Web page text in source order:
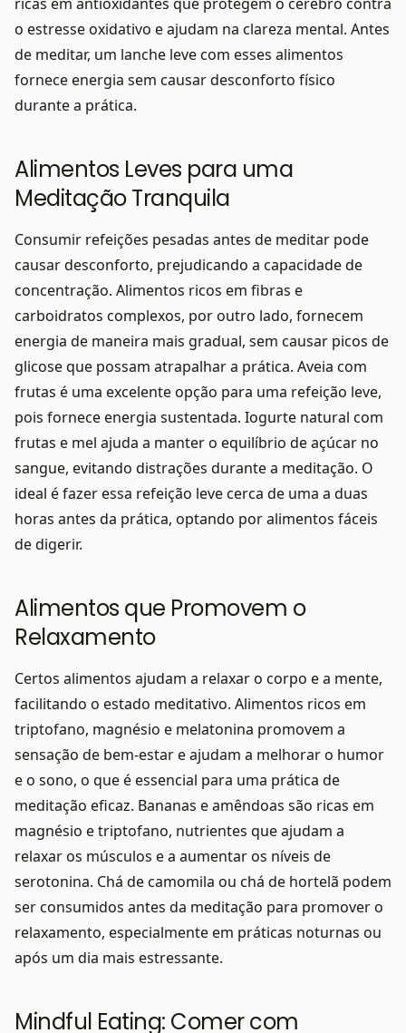
ricas em antioxidantes que protegem o cérebro contra
o estresse oxidativo e ajudam na clareza mental. Antes
de meditar, um lanche leve com esses alimentos
fornece energia sem causar desconforto físico
durante a prática.
Alimentos Leves para uma
Meditação Tranquila
Consumir refeições pesadas antes de meditar pode
causar desconforto, prejudicando a capacidade de
concentração. Alimentos ricos em fibras e
carboidratos complexos, por outro lado, fornecem
energia de maneira mais gradual, sem causar picos de
glicose que possam atrapalhar a prática. Aveia com
frutas é uma excelente opção para uma refeição leve,
pois fornece energia sustentada. Iogurte natural com
frutas e mel ajuda a manter o equilíbrio de açúcar no
sangue, evitando distrações durante a meditação. O
ideal é fazer essa refeição leve cerca de uma a duas
horas antes da prática, optando por alimentos fáceis
de digerir.
Alimentos que Promovem o
Relaxamento
Certos alimentos ajudam a relaxar o corpo e a mente,
facilitando o estado meditativo. Alimentos ricos em
triptofano, magnésio e melatonina promovem a
sensação de bem-estar e ajudam a melhorar o humor
e o sono, o que é essencial para uma prática de
meditação eficaz. Bananas e amêndoas são ricas em
magnésio e triptofano, nutrientes que ajudam a
relaxar os músculos e a aumentar os níveis de
serotonina. Chá de camomila ou chá de hortelã podem
ser consumidos antes da meditação para promover o
relaxamento, especialmente em práticas noturnas ou
após um dia mais estressante.
Mindful Eating: Comer com